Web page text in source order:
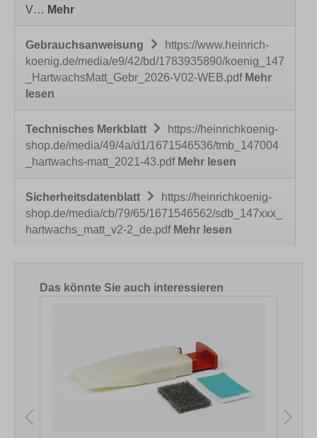
V… Mehr
Gebrauchsanweisung
https://www.heinrich-
koenig.de/media/e9/42/bd/1783935890/koenig_147
_HartwachsMatt_Gebr_2026-V02-WEB.pdf Mehr
lesen
Technisches Merkblatt
https://heinrichkoenig-
shop.de/media/49/4a/d1/1671546536/tmb_147004
_hartwachs-matt_2021-43.pdf Mehr lesen
Sicherheitsdatenblatt
https://heinrichkoenig-
shop.de/media/cb/79/65/1671546562/sdb_147xxx_
hartwachs_matt_v2-2_de.pdf Mehr lesen
Produktgalerie überspringen
Das könnte Sie auch interessieren